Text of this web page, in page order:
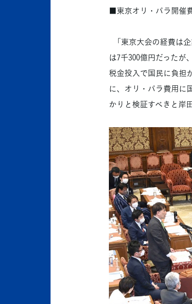
■東京オリ・パラ開催
「東京大会の経費は
は7千300億円だった
税金投入で国民に負担
に、オリ・パラ費用に
かりと検証すべきと岸